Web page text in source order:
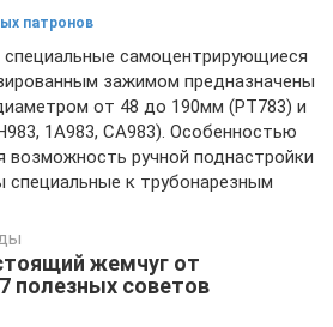
патронов
самоцентрирующиеся
зажимом предназначены
от 48 до 190мм (РТ783) и
1А983, СА983). Особенностью
возможность ручной поднастройки
специальные к трубонарезным
жемчуг от
полезных советов